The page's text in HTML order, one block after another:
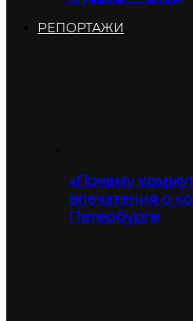
РЕПОРТАЖИ
«Почему
впечатения о
Петербурге